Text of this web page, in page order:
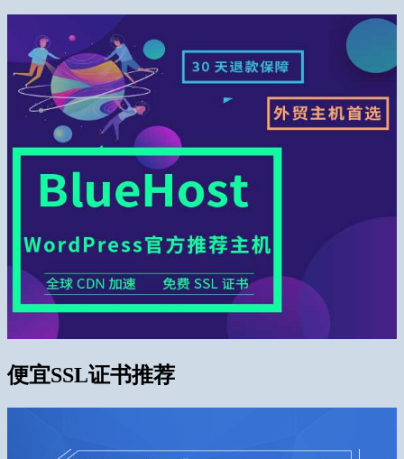
便宜SSL证书推荐